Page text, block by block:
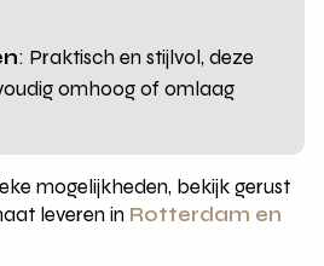
: Praktisch en stijlvol, deze
omhoog of omlaag
mogelijkheden, bekijk gerust
leveren in Rotterdam en